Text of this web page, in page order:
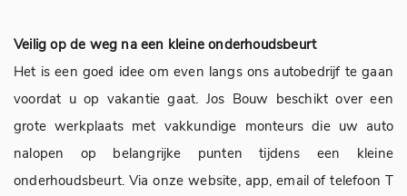
Veilig op de weg na een kleine onderhoudsbeurt
Het is een goed idee om even langs ons autobedrijf te gaan
voordat u op vakantie gaat. Jos Bouw beschikt over een
grote werkplaats met vakkundige monteurs die uw auto
nalopen op belangrijke punten tijdens een kleine
onderhoudsbeurt. Via onze website, app, email of telefoon T